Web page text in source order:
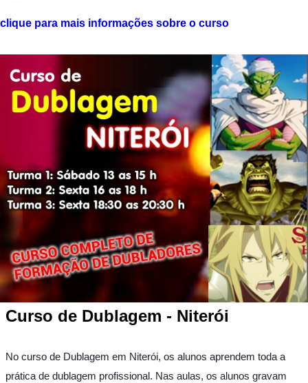
clique para mais informações sobre o curso
Curso de Dublagem - Niterói
No curso de Dublagem em Niterói, os alunos aprendem toda a
prática de dublagem profissional. Nas aulas, os alunos gravam